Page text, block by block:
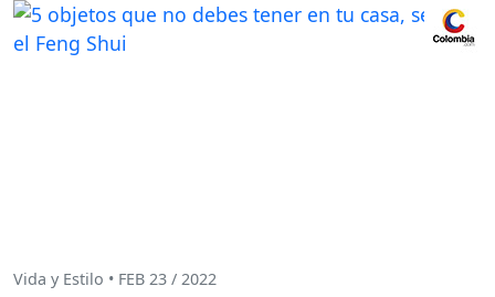
Vida y Estilo • FEB 23 / 2022